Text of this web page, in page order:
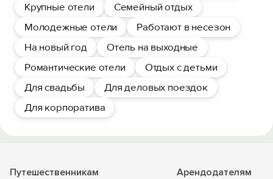
Крупные отели
Семейный отдых
Молодежные отели
Работают в несезон
На новый год
Отель на выходные
Романтические отели
Отдых с детьми
Для свадьбы
Для деловых поездок
Для корпоратива
Путешественникам Арендодателям